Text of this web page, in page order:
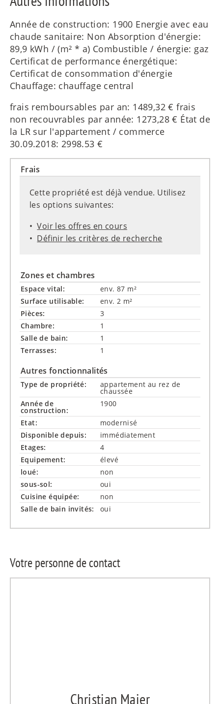
Année de construction: 1900 Energie avec eau
chaude sanitaire: Non Absorption d'énergie:
89,9 kWh / (m² * a) Combustible / énergie: gaz
Certificat de performance énergétique:
Certificat de consommation d'énergie
Chauffage: chauffage central
frais remboursables par an: 1489,32 € frais
non recouvrables par année: 1273,28 € État de
la LR sur l'appartement / commerce
30.09.2018: 2998.53 €
Frais
Cette propriété est déjà vendue. Utilisez
les options suivantes:
Voir les offres en cours
Définir les critères de recherche
Zones et chambres
Espace vital:
env. 87 m²
Surface utilisable:
env. 2 m²
Pièces:
3
Chambre:
1
Salle de bain:
1
Terrasses:
1
Autres fonctionnalités
Type de propriété: appartement au rez de
chaussée
Année de
construction:
1900
Etat:
modernisé
Disponible depuis:
immédiatement
Etages:
4
Equipement:
élevé
loué:
non
sous-sol:
oui
Cuisine équipée:
non
Salle de bain invités:
oui
Votre personne de contact
Christian Maier